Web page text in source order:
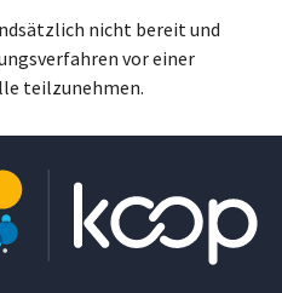
nicht bereit und
vor einer
teilzunehmen.